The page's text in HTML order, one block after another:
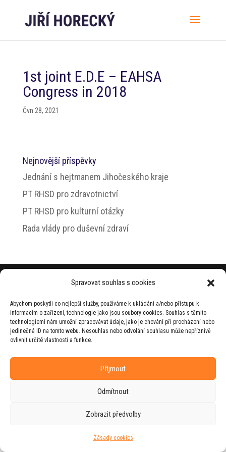
Spravovat souhlas s cookies
Abychom poskytli co nejlepší služby, používáme k ukládání a/nebo přístupu k
informacím o zařízení, technologie jako jsou soubory cookies. Souhlas s těmito
technologiemi nám umožní zpracovávat údaje, jako je chování při procházení nebo
jedinečná ID na tomto webu. Nesouhlas nebo odvolání souhlasu může nepříznivě
ovlivnit určité vlastnosti a funkce.
Příjmout
Odmítnout
Zobrazit předvolby
Zásady cookies
1st joint E.D.E – EAHSA
Congress in 2018
Čvn 28, 2021
Nejnovější příspěvky
Jednání s hejtmanem Jihočeského kraje
PT RHSD pro zdravotnictví
PT RHSD pro kulturní otázky
Rada vlády pro duševní zdraví
© 2026 Jiří Horecký – Osobní stránky Jiřího
Web vytvořila firmaRUDIve spolupráci s
agenturouZEST BRAND.